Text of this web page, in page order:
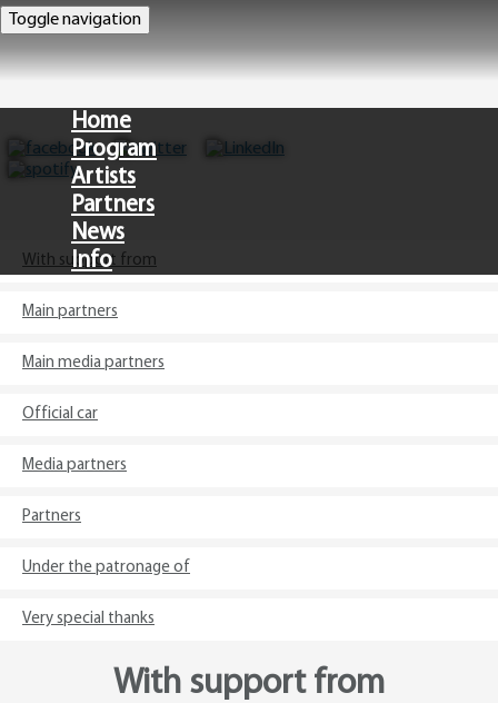
Toggle navigation
Home
Program
Artists
Partners
News
Info
With support from
Main partners
Main media partners
Official car
Media partners
Partners
Under the patronage of
Very special thanks
With support from